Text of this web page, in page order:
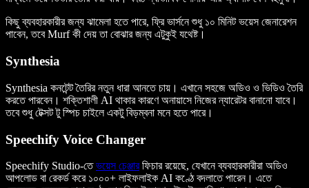
কিছু ব্যবহারকারীর জন্য ঝামেলা হতে পারে, ফ্রি ভার্সনে শুধু ১০ মিনিট ভয়েস জেনারেশন
পাবেন, তবে Murf কী দেয় তা বোঝার জন্য এটুকুই যথেষ্ট।
Synthesia
Synthesia কনটেন্ট তৈরির নতুন ধারা আনতে চায়। এখানে সহজে অডিও ও ভিডিও তৈরি
করতে পারবেন। শক্তিশালী AI থাকার কারণে অনায়াসে নিজের ন্যারেটর বানানো যাবে।
তবে শুধু টেক্সট টু স্পিচ চাইলে একটু বিড়ম্বনা মনে হতে পারে।
Speechify Voice Changer
Speechify Studio-তেভয়েস চেঞ্জারফিচার রয়েছে, যেখানে ব্যবহারকারীরা অডিও
আপলোড বা রেকর্ড করে ১০০০+ লাইফলাইক AI কণ্ঠে বদলাতে পারেন। এতে